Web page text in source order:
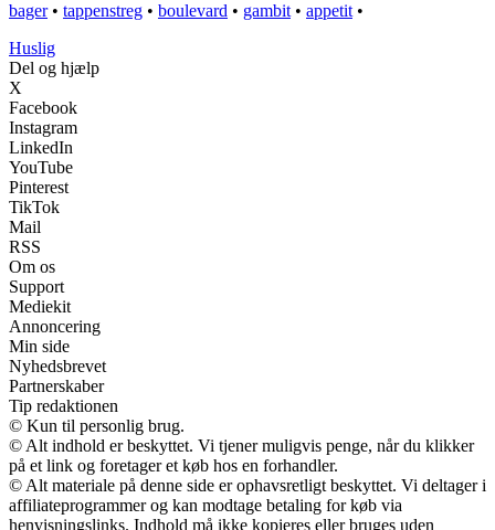
bager• tappenstreg • boulevard • gambit • appetit •
Huslig
Del og hjælp
X
Facebook
Instagram
LinkedIn
YouTube
Pinterest
TikTok
Mail
RSS
Om os
Support
Mediekit
Annoncering
Min side
Nyhedsbrevet
Partnerskaber
Tip redaktionen
© Kun til personlig brug.
© Alt indhold er beskyttet. Vi tjener muligvis penge, når du klikker
på et link og foretager et køb hos en forhandler.
© Alt materiale på denne side er ophavsretligt beskyttet. Vi deltager i
affiliateprogrammer og kan modtage betaling for køb via
henvisningslinks. Indhold må ikke kopieres eller bruges uden